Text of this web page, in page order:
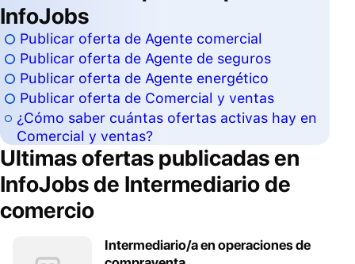
InfoJobs
Publicar oferta de Agente comercial
Publicar oferta de Agente de seguros
Publicar oferta de Agente energético
Publicar oferta de Comercial y ventas
¿Cómo saber cuántas ofertas activas hay en
Comercial y ventas?
Ultimas ofertas publicadas en
InfoJobs de Intermediario de
comercio
Intermediario/a en operaciones de